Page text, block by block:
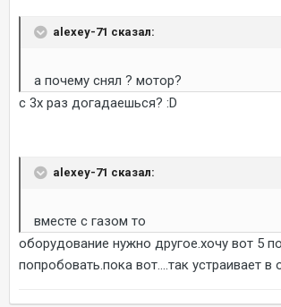
alexey-71 сказал:
а почему снял ? мотор?
с 3х раз догадаешься? :D
alexey-71 сказал:
вместе с газом то
оборудование нужно другое.хочу вот 5
попробовать.пока вот....так устраивает в